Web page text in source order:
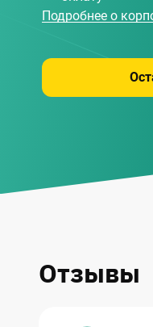
Подробнее о
Отзывы